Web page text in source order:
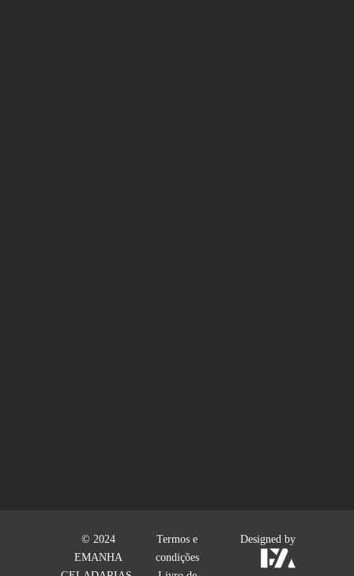
© 2024
EMANHA
Termos e
condições
Designed by